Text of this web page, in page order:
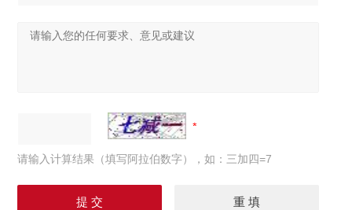
请输入计算结果（填写阿拉伯数字），如：三加四=7